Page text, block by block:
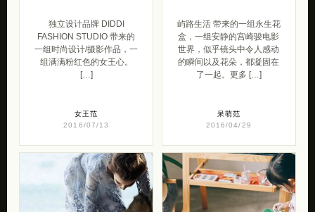
独立设计品牌 DIDDI
FASHION STUDIO 带来的
一组时尚设计/摄影作品，一
组满满粉红色的女王心。
[…]
女王范
2016/07/13
屿路生活 带来的一组永生花
盒，一组安静的宫崎骏电影
世界，似乎镜头中令人感动
的瞬间以及花朵，都凝固在
了一起。更多 […]
呆萌范
2016/04/29